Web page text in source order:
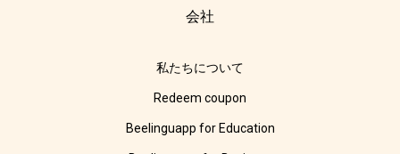
会社
私たちについて
Redeem coupon
Beelinguapp for Education